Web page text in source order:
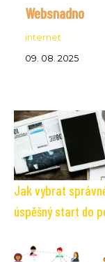
Websnadno
internet
09. 08. 2025
Jak vybrat
úspěšný start do